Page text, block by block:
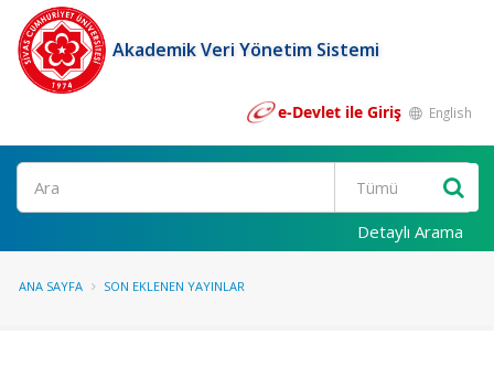
Akademik Veri Yönetim Sistemi
e-Devlet ile Giriş English
Ara
Detaylı Arama
ANA SAYFA SON EKLENEN YAYINLAR